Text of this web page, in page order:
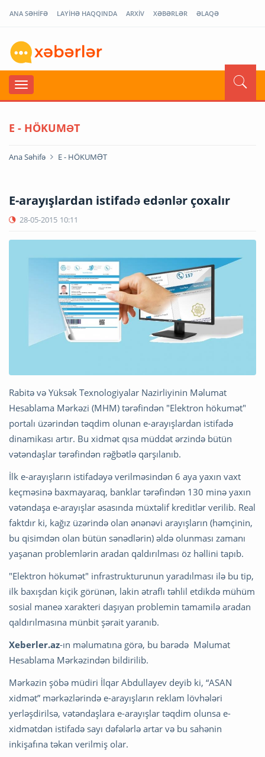
ANA SƏHİFƏ LAYİHƏ HAQQINDA ARXİV XƏBƏRLƏR ƏLAQƏ
E - HÖKUMƏT
Ana Səhifə E - HÖKUMƏT
E-arayışlardan istifadə edənlər çoxalır
28-05-2015 10:11
Rabitə və Yüksək Texnologiyalar Nazirliyinin Məlumat
Hesablama Mərkəzi (MHM) tərəfindən "Elektron hökumət"
portalı üzərindən təqdim olunan e-arayışlardan istifadə
dinamikası artır. Bu xidmət qısa müddət ərzində bütün
vətəndaşlar tərəfindən rəğbətlə qarşılanıb.
İlk e-arayışların istifadəyə verilməsindən 6 aya yaxın vaxt
keçməsinə baxmayaraq, banklar tərəfindən 130 minə yaxın
vətəndaşa e-arayışlar əsasında müxtəlif kreditlər verilib. Real
faktdır ki, kağız üzərində olan ənənəvi arayışların (həmçinin,
bu qisimdən olan bütün sənədlərin) əldə olunması zamanı
yaşanan problemlərin aradan qaldırılması öz həllini tapıb.
"Elektron hökumət" infrastrukturunun yaradılması ilə bu tip,
ilk baxışdan kiçik görünən, lakin ətraflı təhlil etdikdə mühüm
sosial maneə xarakteri daşıyan problemin tamamilə aradan
qaldırılmasına münbit şərait yaranıb.
Xeberler.az-ın məlumatına görə, bu barədə Məlumat
Hesablama Mərkəzindən bildirilib.
Mərkəzin şöbə müdiri İlqar Abdullayev deyib ki, “ASAN
xidmət” mərkəzlərində e-arayışların reklam lövhələri
yerləşdirilsə, vətəndaşlara e-arayışlar təqdim olunsa e-
xidmətdən istifadə sayı dəfələrlə artar və bu sahənin
inkişafına təkan verilmiş olar.